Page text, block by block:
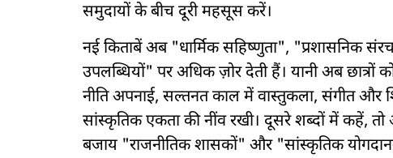
समुदायों के बीच दूरी महसूस करें।
नई किताबें अब "धार्मिक सहिष्णुता", "प्रशासनिक
उपलब्धियों" पर अधिक ज़ोर देती हैं। यानी अब छात्रों
नीति अपनाई, सल्तनत काल में वास्तुकला, संगीत और
सांस्कृतिक एकता की नींव रखी। दूसरे शब्दों में कहें,
बजाय "राजनीतिक शासकों" और "सांस्कृतिक